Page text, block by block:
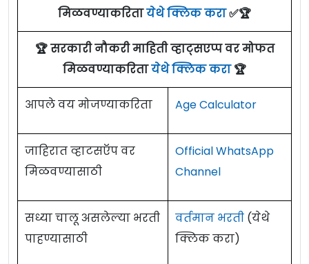
मिळवण्याकरितायेथे क्लिक करा✅🏆
🏆 सरकारी नौकरी माहिती व्हाट्सएप्प वर मोफत
मिळवण्याकरितायेथे क्लिक करा🏆
आपले वय मोजण्याकरिता Age Calculator
जाहिरात व्हाटसऍप वर
मिळवण्यासाठी
Official WhatsApp
Channel
सध्या चालू असलेल्या भरती
पाहण्यासाठी
वर्तमान भरती (येथे
क्लिक करा)